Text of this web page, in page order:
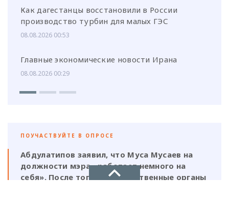
Как дагестанцы восстановили в России
производство турбин для малых ГЭС
08.08.2026 00:53
Главные экономические новости Ирана
08.08.2026 00:29
ПОУЧАСТВУЙТЕ В ОПРОСЕ
Абдулатипов заявил, что Муса Мусаев на
должности мэра «работает немного на
себя». После того, как следственные органы